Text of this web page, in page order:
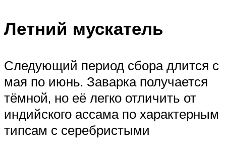
Летний мускатель
Следующий период сбора длится с
мая по июнь. Заварка получается
тёмной, но её легко отличить от
индийского ассама по характерным
типсам с серебристыми